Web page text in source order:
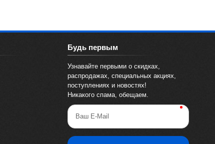
Будь первым
Узнавайте первыми о скидках,
распродажах, специальных акциях,
поступлениях и новостях!
Никакого спама, обещаем.
Ваш E-Mail